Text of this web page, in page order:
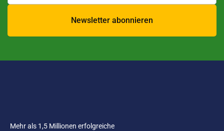
Newsletter abonnieren
Mehr als 1,5 Millionen erfolgreiche